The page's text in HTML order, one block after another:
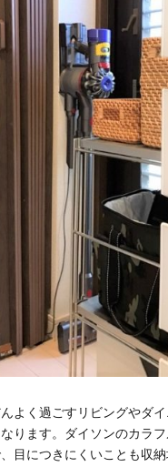
よく過ごすリビングやダ
ります。ダイソンのカラ
目につきにくいことも収